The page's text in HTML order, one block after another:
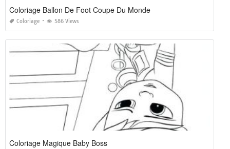
Coloriage Ballon De Foot Coupe Du Monde
Coloriage 586 Views
Coloriage Magique Baby Boss